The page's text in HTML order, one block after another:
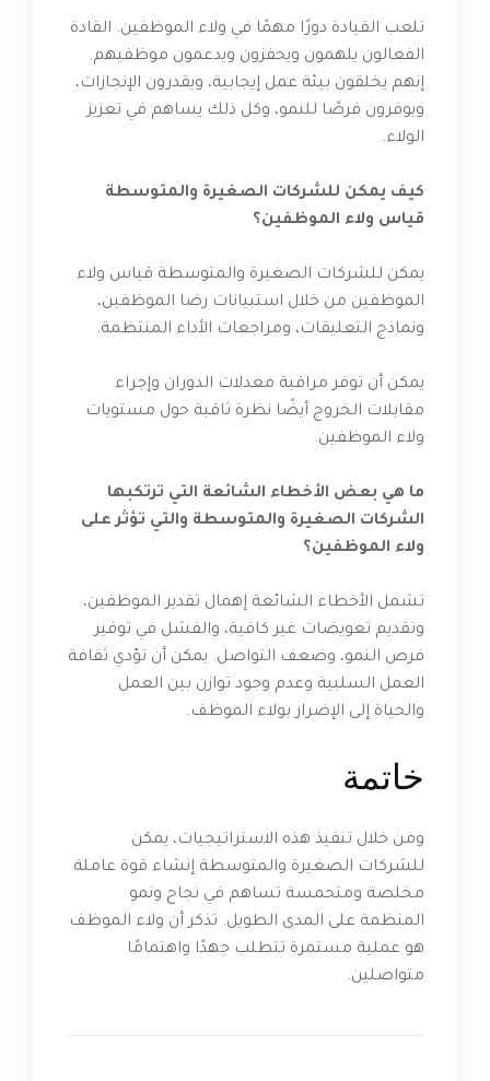
تلعب القيادة دورًا مهمًا في ولاء الموظفين. القادة
الفعالون يلهمون ويحفزون ويدعمون موظفيهم.
إنهم يخلقون بيئة عمل إيجابية، ويقدرون الإنجازات،
ويوفرون فرصًا للنمو، وكل ذلك يساهم في تعزيز
الولاء.
كيف يمكن للشركات الصغيرة والمتوسطة
قياس ولاء الموظفين؟
يمكن للشركات الصغيرة والمتوسطة قياس ولاء
الموظفين من خلال استبيانات رضا الموظفين،
ونماذج التعليقات، ومراجعات الأداء المنتظمة.
يمكن أن توفر مراقبة معدلات الدوران وإجراء
مقابلات الخروج أيضًا نظرة ثاقبة حول مستويات
ولاء الموظفين.
ما هي بعض الأخطاء الشائعة التي ترتكبها
الشركات الصغيرة والمتوسطة والتي تؤثر على
ولاء الموظفين؟
تشمل الأخطاء الشائعة إهمال تقدير الموظفين،
وتقديم تعويضات غير كافية، والفشل في توفير
فرص النمو، وضعف التواصل. يمكن أن تؤدي ثقافة
العمل السلبية وعدم وجود توازن بين العمل
والحياة إلى الإضرار بولاء الموظف.
خاتمة
ومن خلال تنفيذ هذه الاستراتيجيات، يمكن
للشركات الصغيرة والمتوسطة إنشاء قوة عاملة
مخلصة ومتحمسة تساهم في نجاح ونمو
المنظمة على المدى الطويل. تذكر أن ولاء الموظف
هو عملية مستمرة تتطلب جهدًا واهتمامًا
متواصلين.